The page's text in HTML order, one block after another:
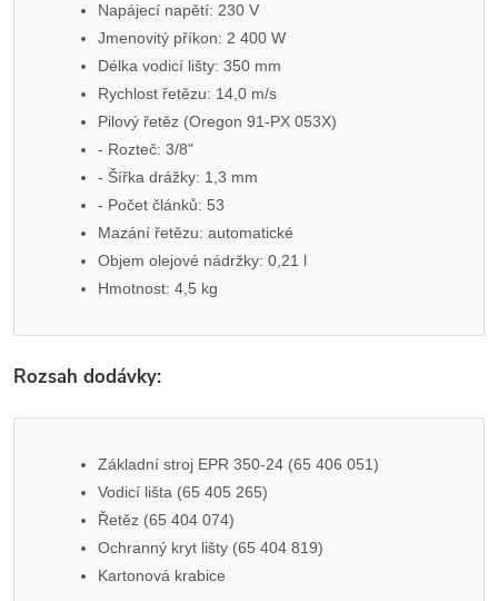
Napájecí napětí: 230 V
Jmenovitý příkon: 2 400 W
Délka vodicí lišty: 350 mm
Rychlost řetězu: 14,0 m/s
Pilový řetěz (Oregon 91-PX 053X)
- Rozteč: 3/8"
- Šířka drážky: 1,3 mm
- Počet článků: 53
Mazání řetězu: automatické
Objem olejové nádržky: 0,21 l
Hmotnost: 4,5 kg
Rozsah dodávky:
Základní stroj EPR 350-24 (65 406 051)
Vodicí lišta (65 405 265)
Řetěz (65 404 074)
Ochranný kryt lišty (65 404 819)
Kartonová krabice